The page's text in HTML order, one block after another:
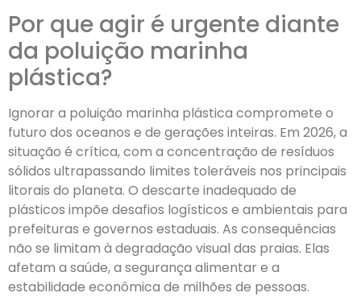
Por que agir é urgente diante
da poluição marinha
plástica?
Ignorar a poluição marinha plástica compromete o
futuro dos oceanos e de gerações inteiras. Em 2026, a
situação é crítica, com a concentração de resíduos
sólidos ultrapassando limites toleráveis nos principais
litorais do planeta. O descarte inadequado de
plásticos impõe desafios logísticos e ambientais para
prefeituras e governos estaduais. As consequências
não se limitam à degradação visual das praias. Elas
afetam a saúde, a segurança alimentar e a
estabilidade econômica de milhões de pessoas.